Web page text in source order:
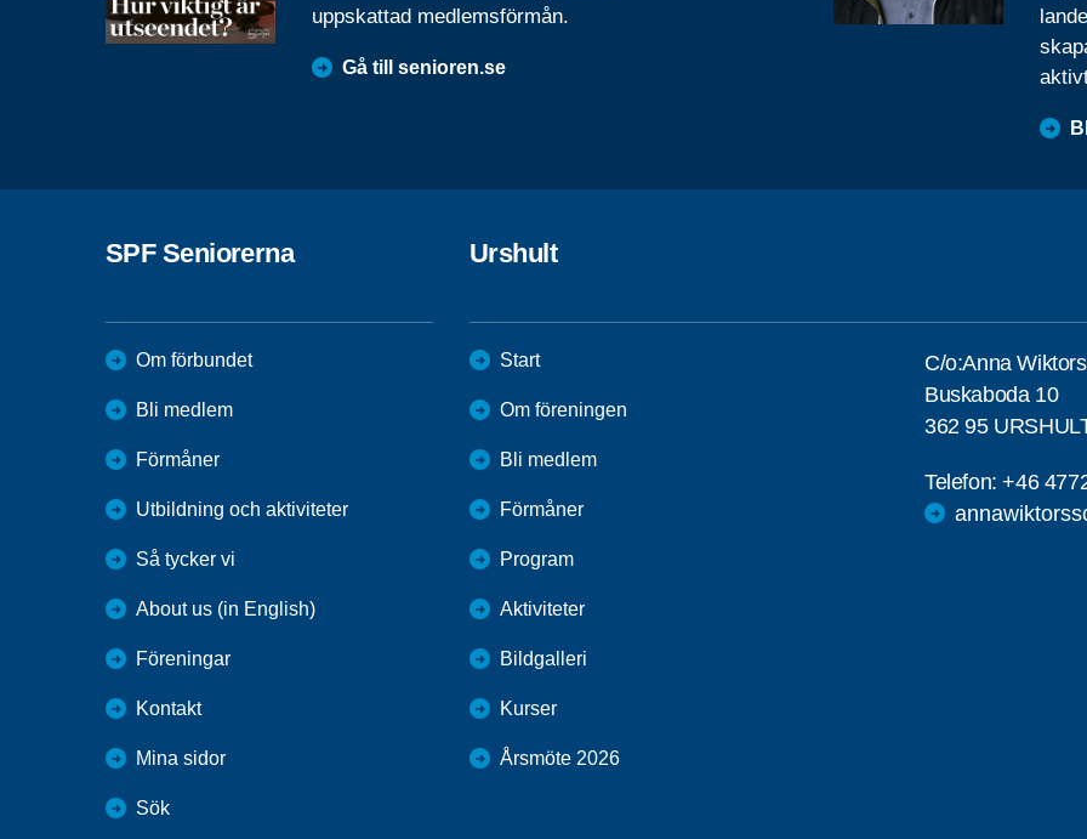
uppskattad medlemsförmån.
Gå till senioren.se
SPF Seniorerna
Om förbundet
Bli medlem
Förmåner
Utbildning och aktiviteter
Så tycker vi
About us (in English)
Föreningar
Kontakt
Mina sidor
Sök
Urshult
Start
Om föreningen
Bli medlem
Förmåner
Program
Aktiviteter
Bildgalleri
Kurser
Årsmöte 2026
C/o:Anna
Buskaboda 10
362 95
Telefon:+46